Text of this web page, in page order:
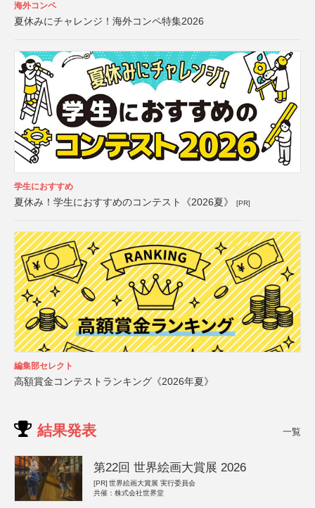
海外コンペ
夏休みにチャレンジ！海外コンペ特集2026
学生におすすめ
夏休み！学生におすすめのコンテスト《2026夏》 [PR]
編集部セレクト
高額賞金コンテストランキング《2026年夏》
結果発表 一覧
第22回 世界絵画大賞展 2026
[PR] 世界絵画大賞展 実行委員会
共催：株式会社世界堂